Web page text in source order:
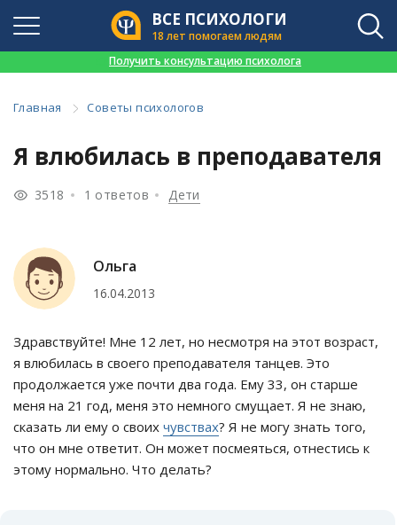
ВСЕ ПСИХОЛОГИ
18 лет помогаем людям
Получить консультацию психолога
Главная Советы психологов
Я влюбилась в преподавателя
3518 1 ответов Дети
Ольга
16.04.2013
Здравствуйте! Мне 12 лет, но несмотря на этот возраст,
я влюбилась в своего преподавателя танцев. Это
продолжается уже почти два года. Ему 33, он старше
меня на 21 год, меня это немного смущает. Я не знаю,
сказать ли ему о своих чувствах? Я не могу знать того,
что он мне ответит. Он может посмеяться, отнестись к
этому нормально. Что делать?